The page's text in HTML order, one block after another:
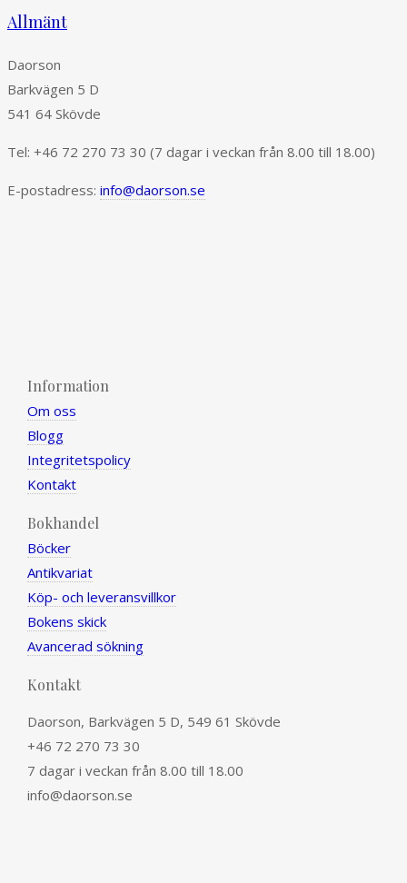
Allmänt
Daorson
Barkvägen 5 D
541 64 Skövde
Tel: +46 72 270 73 30 (7 dagar i veckan från 8.00 till 18.00)
E-postadress: info@daorson.se
Information
Om oss
Blogg
Integritetspolicy
Kontakt
Bokhandel
Böcker
Antikvariat
Köp- och leveransvillkor
Bokens skick
Avancerad sökning
Kontakt
Daorson, Barkvägen 5 D, 549 61 Skövde
+46 72 270 73 30
7 dagar i veckan från 8.00 till 18.00
info@daorson.se